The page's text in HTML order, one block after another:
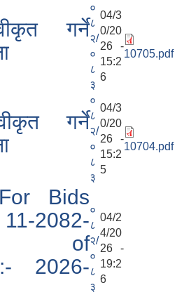
गर्ने
०
८
२/
०
८
३
04/3
0/20
26 -
15:2
6
10705.pdf
गर्ने
०
८
२/
०
८
३
04/3
0/20
26 -
15:2
5
10704.pdf
Bids
2082-
of
2026-
०
८
२/
०
८
३
04/2
4/20
26 -
19:2
6